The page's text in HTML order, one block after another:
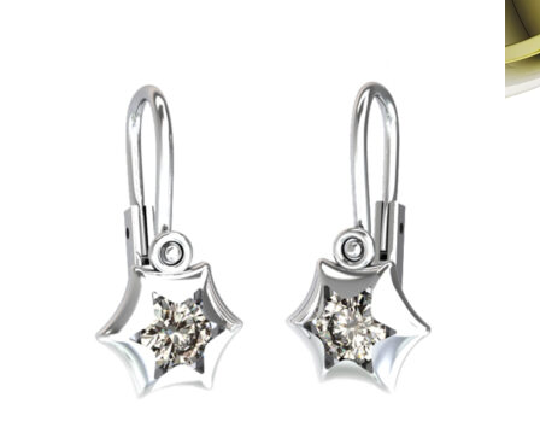
Elegant Night
Zásnubné prstne z kolekcie Elegant Night.